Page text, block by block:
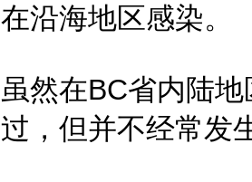
在沿海地区感染。
虽然在BC省内陆
过，但并不经常发